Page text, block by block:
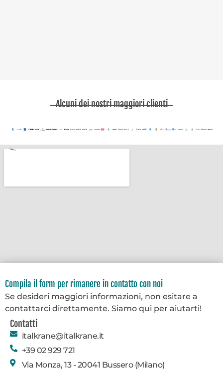
Alcuni dei nostri maggiori clienti
Compila il form per rimanere in contatto con noi
Se desideri maggiori informazioni, non esitare a
contattarci direttamente. Siamo qui per aiutarti!
Contatti
italkrane@italkrane.it
+39 02 929 721
Via Monza, 13 - 20041 Bussero (Milano)